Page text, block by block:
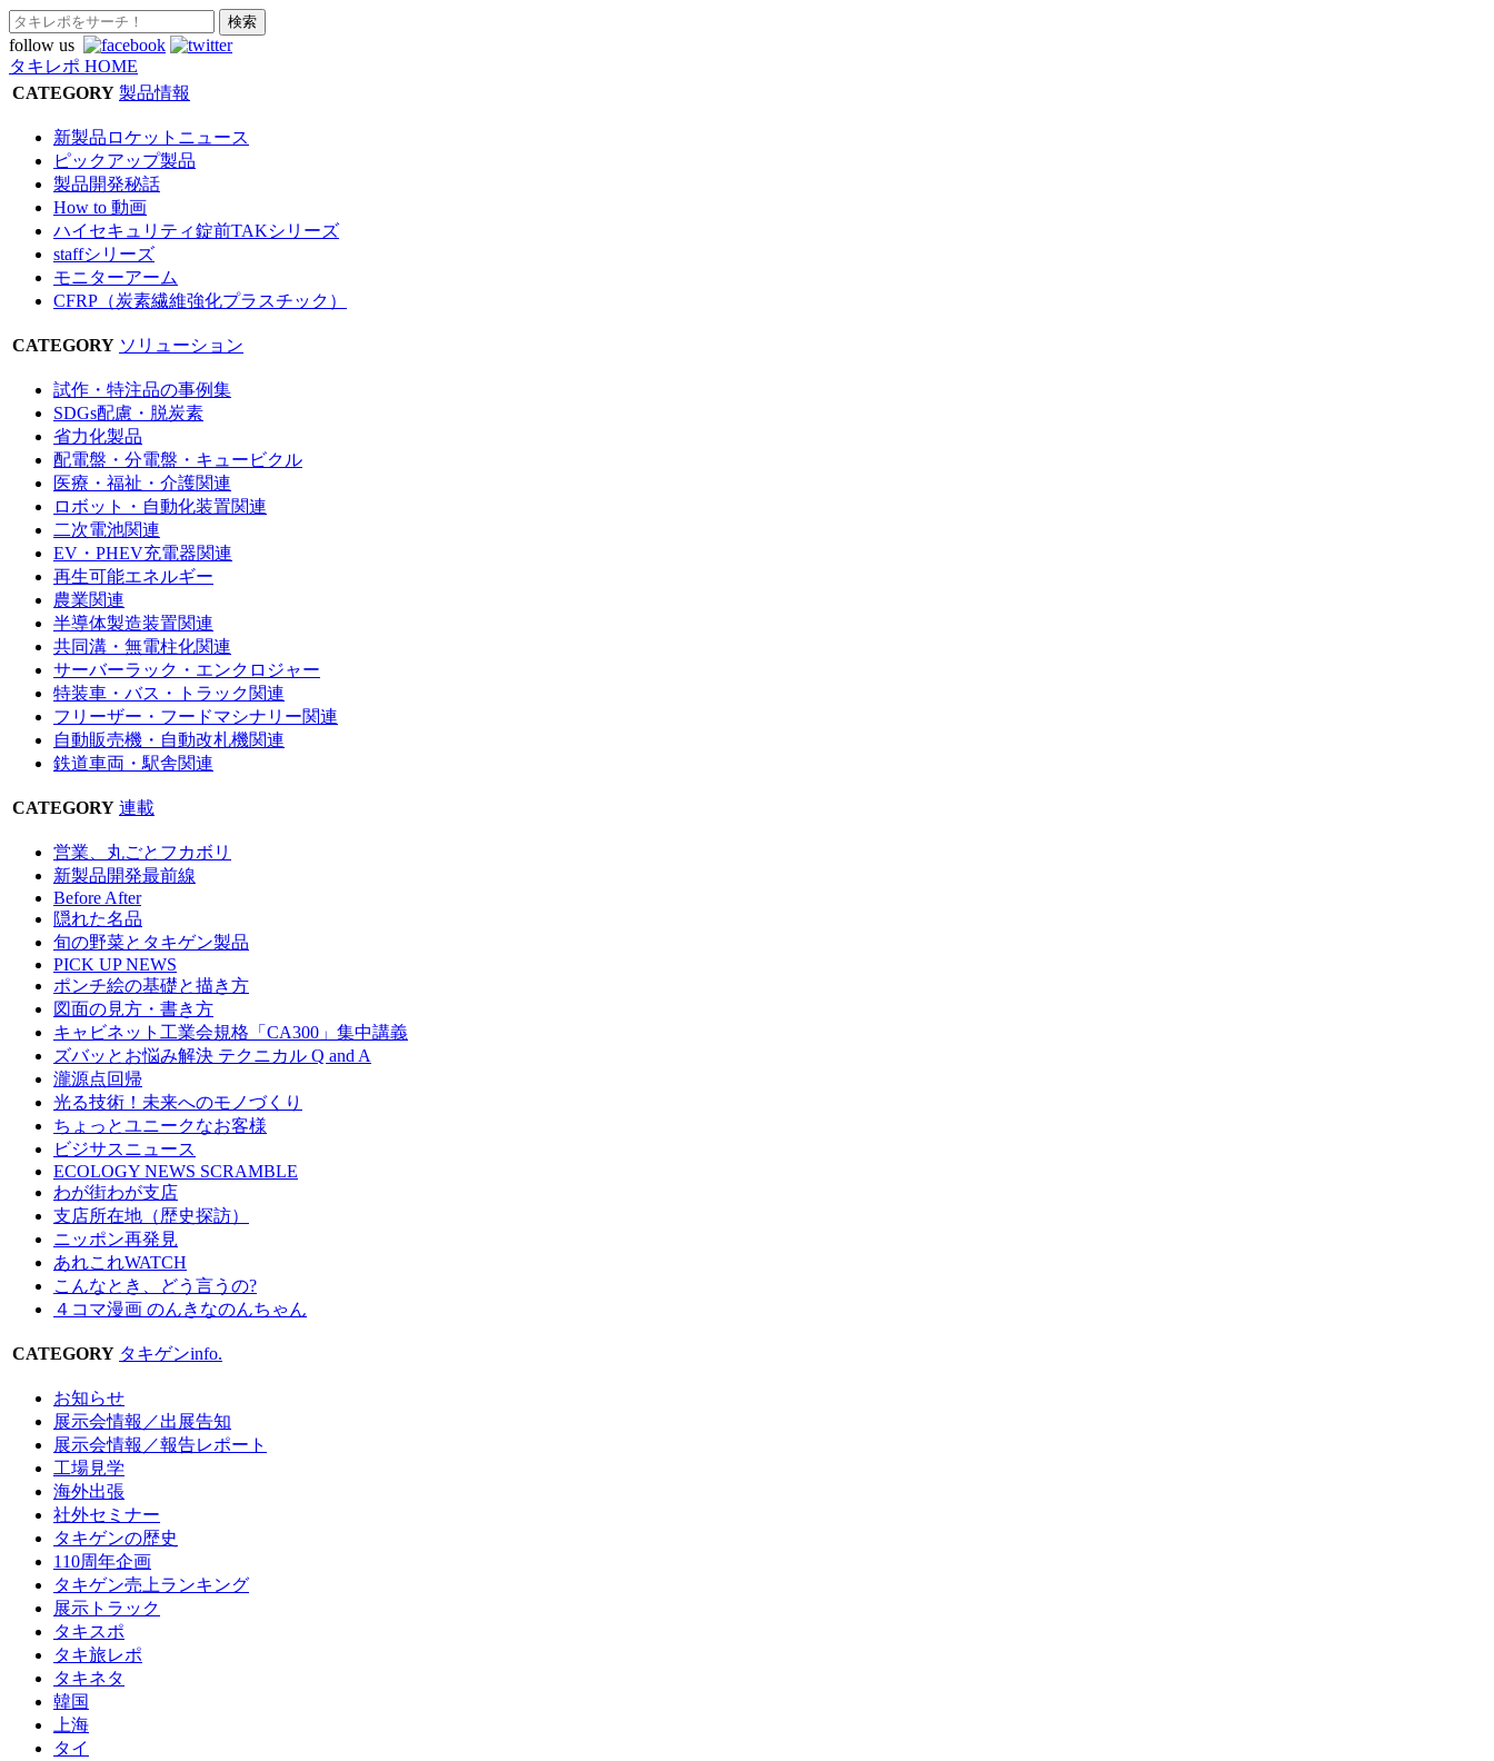
follow us
タキレポ HOME
CATEGORY 製品情報
新製品ロケットニュース
ピックアップ製品
製品開発秘話
How to 動画
ハイセキュリティ錠前TAKシリーズ
staffシリーズ
モニターアーム
CFRP（炭素繊維強化プラスチック）
CATEGORY ソリューション
試作・特注品の事例集
SDGs配慮・脱炭素
省力化製品
配電盤・分電盤・キュービクル
医療・福祉・介護関連
ロボット・自動化装置関連
二次電池関連
EV・PHEV充電器関連
再生可能エネルギー
農業関連
半導体製造装置関連
共同溝・無電柱化関連
サーバーラック・エンクロジャー
特装車・バス・トラック関連
フリーザー・フードマシナリー関連
自動販売機・自動改札機関連
鉄道車両・駅舎関連
CATEGORY 連載
営業、丸ごとフカボリ
新製品開発最前線
Before After
隠れた名品
旬の野菜とタキゲン製品
PICK UP NEWS
ポンチ絵の基礎と描き方
図面の見方・書き方
キャビネット工業会規格「CA300」集中講義
ズバッとお悩み解決 テクニカル Q and A
瀧源点回帰
光る技術！未来へのモノづくり
ちょっとユニークなお客様
ビジサスニュース
ECOLOGY NEWS SCRAMBLE
わが街わが支店
支店所在地（歴史探訪）
ニッポン再発見
あれこれWATCH
こんなとき、どう言うの?
４コマ漫画 のんきなのんちゃん
CATEGORY タキゲンinfo.
お知らせ
展示会情報／出展告知
展示会情報／報告レポート
工場見学
海外出張
社外セミナー
タキゲンの歴史
110周年企画
タキゲン売上ランキング
展示トラック
タキスポ
タキ旅レポ
タキネタ
韓国
上海
タイ